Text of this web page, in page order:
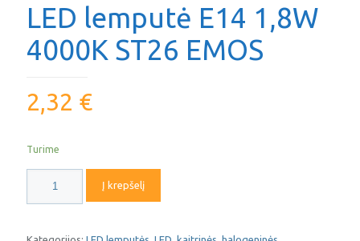
LED lemputė E14 1,8W
4000K ST26 EMOS
2,32 €
Turime
kiekis:
LED
E14
Į krepšelį